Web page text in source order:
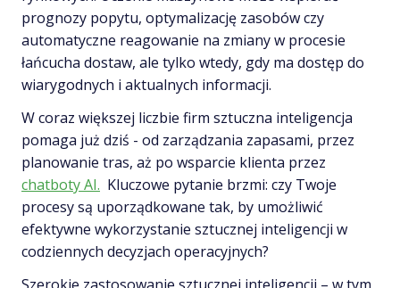
prognozy popytu, optymalizację zasobów czy
automatyczne reagowanie na zmiany w procesie
łańcucha dostaw, ale tylko wtedy, gdy ma dostęp do
wiarygodnych i aktualnych informacji.
W coraz większej liczbie firm sztuczna inteligencja
pomaga już dziś - od zarządzania zapasami, przez
planowanie tras, aż po wsparcie klienta przez
chatboty AI. Kluczowe pytanie brzmi: czy Twoje
procesy są uporządkowane tak, by umożliwić
efektywne wykorzystanie sztucznej inteligencji w
codziennych decyzjach operacyjnych?